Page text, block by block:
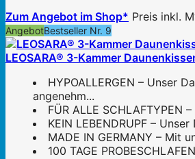
Zum Angebot im Shop* Preis inkl.
AngebotBestseller Nr. 9
LEOSARA® 3-Kammer
HYPOALLERGEN – Unser
angenehm...
FÜR ALLE
KEIN LEBENDRUPF –
MADE IN GERMANY – Mit
100 TAGE